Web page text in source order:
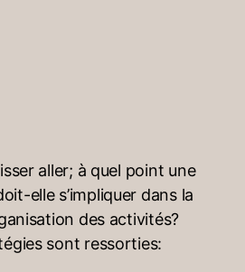
aller; à quel point une
elle s’impliquer dans la
des activités?
sont ressorties: